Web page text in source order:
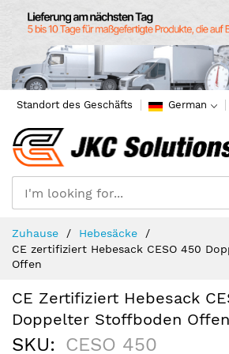
Standort des Geschäfts German
Content
Zuhause
Hebesäcke
CE zertifiziert Hebesack CESO 450
Offen
CE Zertifiziert Hebesack
Doppelter Stoffboden Offen
SKU CESO 450